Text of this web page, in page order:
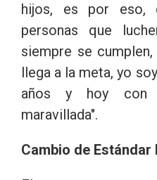
hijos, es por
personas que
siempre se
llega a la meta, yo
años y hoy con
maravillada".
Cambio de Estándar